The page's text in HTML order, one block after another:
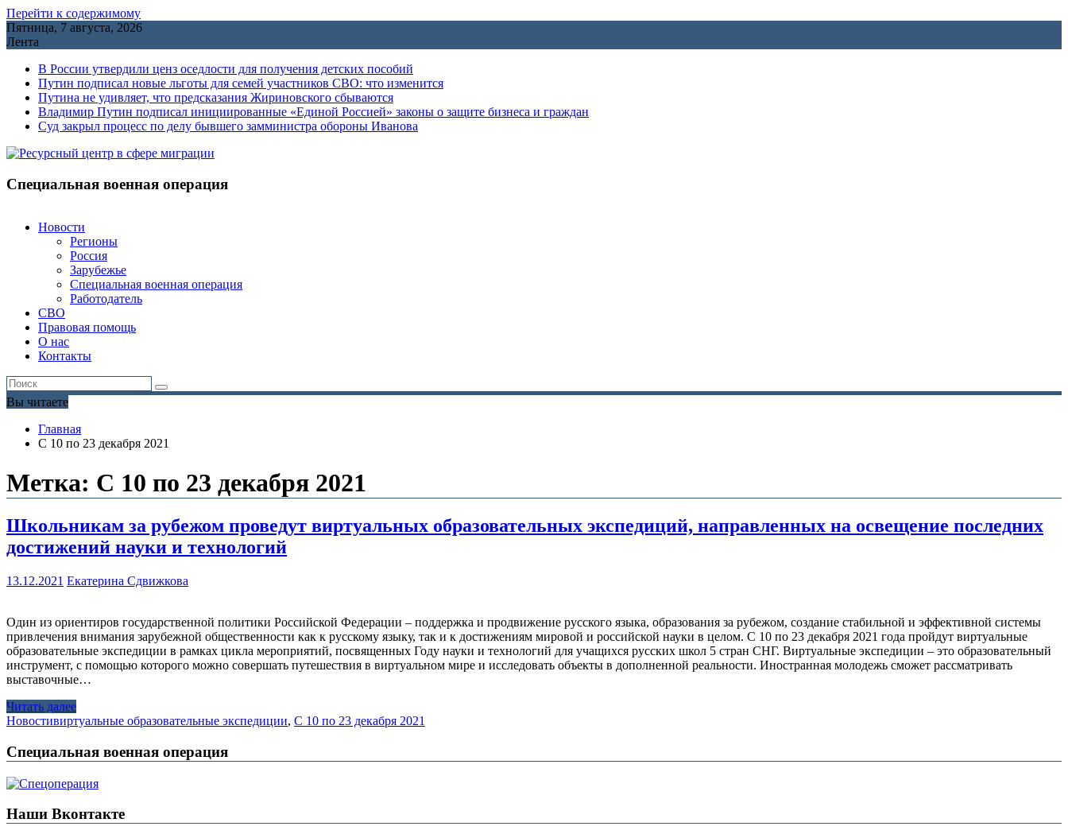
Перейти к содержимому
Пятница, 7 августа, 2026
Лента
В России утвердили ценз оседлости для получения детских пособий
Путин подписал новые льготы для семей участников СВО: что изменится
Путина не удивляет, что предсказания Жириновского сбываются
Владимир Путин подписал инициированные «Единой Россией» законы о защите бизнеса и граждан
Cуд закрыл процесс по делу бывшего замминистра обороны Иванова
Специальная военная операция
Новости
Регионы
Россия
Зарубежье
Специальная военная операция
Работодатель
СВО
Правовая помощь
О нас
Контакты
Вы читаете
Главная
С 10 по 23 декабря 2021
Метка: С 10 по 23 декабря 2021
Школьникам за рубежом проведут виртуальных образовательных экспедиций, направленных на освещение последних
достижений науки и технологий
13.12.2021 Екатерина Сдвижкова
Один из ориентиров государственной политики Российской Федерации – поддержка и продвижение русского языка, образования за рубежом, создание стабильной и эффективной системы
привлечения внимания зарубежной общественности как к русскому языку, так и к достижениям мировой и российской науки в целом. С 10 по 23 декабря 2021 года пройдут виртуальные
образовательные экспедиции в рамках цикла мероприятий, посвященных Году науки и технологий для учащихся русских школ 5 стран СНГ. Виртуальные экспедиции – это образовательный
инструмент, с помощью которого можно совершать путешествия в виртуальном мире и исследовать объекты в дополненной реальности. Иностранная молодежь сможет рассматривать
выставочные…
Читать далее
Новостивиртуальные образовательные экспедиции, С 10 по 23 декабря 2021
Специальная военная операция
Наши Вконтакте